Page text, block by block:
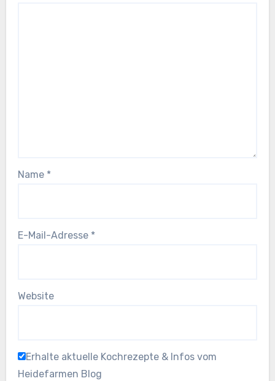
Name *
E-Mail-Adresse *
Website
Erhalte aktuelle Kochrezepte & Infos vom
Heidefarmen Blog